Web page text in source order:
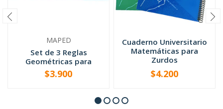
MAPED
Set de 3 Reglas
Geométricas para
Zurdos
+
$3.900
Cuaderno Universitario
Matemáticas para
Zurdos
VER OPCIONES
$4.200